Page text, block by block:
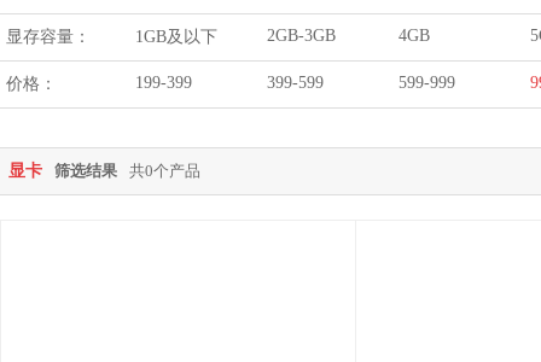
显存容量： 1GB及以下 2GB-3GB 4GB
价格： 199-399 399-599 599-999
显卡 筛选结果 共0个产品